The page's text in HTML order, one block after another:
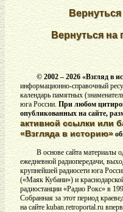
Вернуться
© 2002 –2026 «Взгляд в
информационно-справочный
календарь памятных
юга России. При любом
опубликованных на сайте,
активной ссылки или
«Взгляда в историю»
В основе сайта материалы
ежедневной радиопередачи,
крупнейшей радиосети юга
(«Маяк Кубани») и
радиостанции «Радио Рокс» в
Собранная за этот период
на сайте kuban.retroportal.ru